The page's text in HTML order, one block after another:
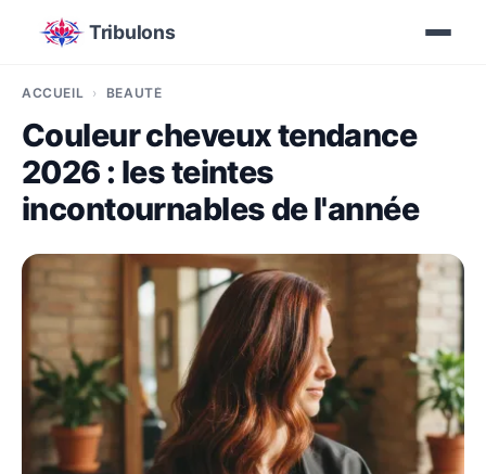
Tribulons
ACCUEIL BEAUTÉ
Couleur cheveux tendance
2026 : les teintes
incontournables de l'année